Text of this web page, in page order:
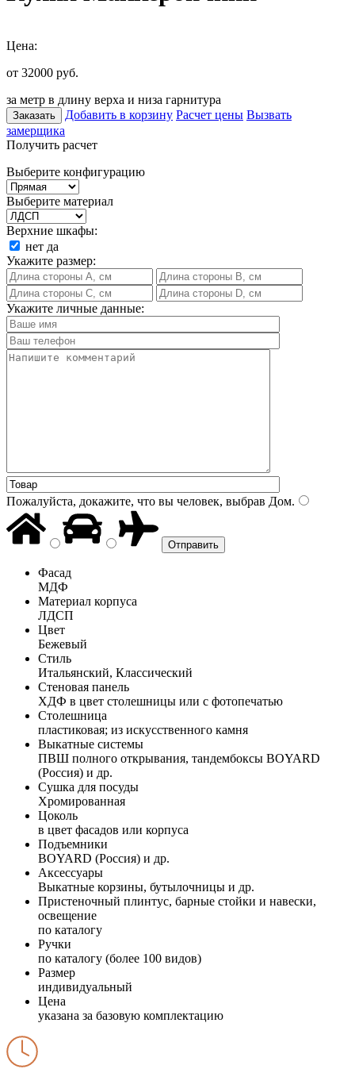
Цена:
от 32000 руб.
за метр в длину верха и низа гарнитура
Заказать Добавить в корзину Расчет цены Вызвать
замерщика
Получить расчет
Выберите конфигурацию
Выберите материал
Верхние шкафы:
нет да
Укажите размер:
Укажите личные данные:
Пожалуйста, докажите, что вы человек, выбрав Дом.
Фасад
МДФ
Материал корпуса
ЛДСП
Цвет
Бежевый
Стиль
Итальянский, Классический
Стеновая панель
ХДФ в цвет столешницы или с фотопечатью
Столешница
пластиковая; из искусственного камня
Выкатные системы
ПВШ полного открывания, тандембоксы BOYARD
(Россия) и др.
Сушка для посуды
Хромированная
Цоколь
в цвет фасадов или корпуса
Подъемники
BOYARD (Россия) и др.
Аксессуары
Выкатные корзины, бутылочницы и др.
Пристеночный плинтус, барные стойки и навески,
освещение
по каталогу
Ручки
по каталогу (более 100 видов)
Размер
индивидуальный
Цена
указана за базовую комплектацию